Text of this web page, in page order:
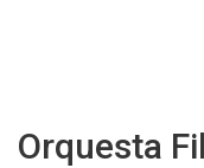
Orquesta